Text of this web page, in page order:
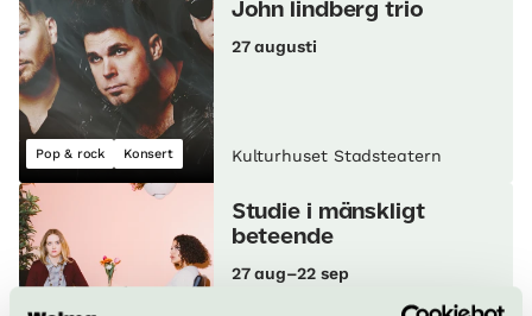
Pop & rock Konsert
John lindberg trio
27 augusti
Kulturhuset Stadsteatern
Studie i mänskligt
beteende
27 aug–22 sep